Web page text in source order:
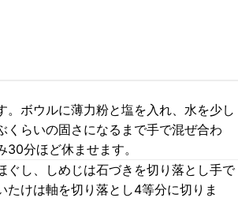
。ボウルに薄力粉と塩を入れ、水を少し
くらいの固さになるまで手で混ぜ合わ
30分ほど休ませます。
ぐし、しめじは石づきを切り落とし手で
たけは軸を切り落とし4等分に切りま